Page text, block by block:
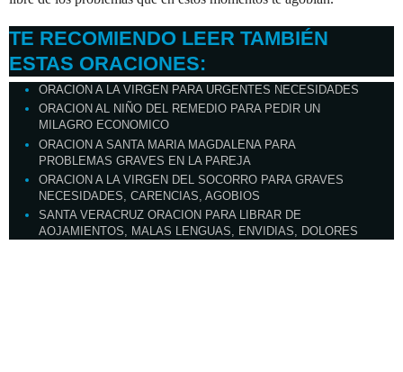
TE RECOMIENDO LEER TAMBIÉN
ESTAS ORACIONES:
ORACION A LA VIRGEN PARA URGENTES NECESIDADES
ORACION AL NIÑO DEL REMEDIO PARA PEDIR UN
MILAGRO ECONOMICO
ORACION A SANTA MARIA MAGDALENA PARA
PROBLEMAS GRAVES EN LA PAREJA
ORACION A LA VIRGEN DEL SOCORRO PARA GRAVES
NECESIDADES, CARENCIAS, AGOBIOS
SANTA VERACRUZ ORACION PARA LIBRAR DE
AOJAMIENTOS, MALAS LENGUAS, ENVIDIAS, DOLORES